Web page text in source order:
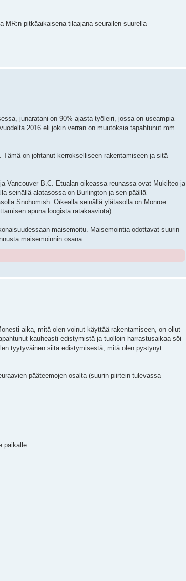
MR:n pitkäaikaisena tilaajana seurailen suurella
junaratani on 90% ajasta työleiri, jossa on useampia
2016 eli jokin verran on muutoksia tapahtunut mm.
on johtanut kerrokselliseen rakentamiseen ja sitä
Vancouver B.C. Etualan oikeassa reunassa ovat Mukilteo ja
seinällä alatasossa on Burlington ja sen päällä
Snohomish. Oikealla seinällä ylätasolla on Monroe.
apuna loogista ratakaaviota).
maisemoitu. Maisemointia odottavat suurin
maisemoinnin osana.
aika, mitä olen voinut käyttää rakentamiseen, on ollut
kauheasti edistymistä ja tuolloin harrastusaikaa söi
tyytyväinen siitä edistymisestä, mitä olen pystynyt
pääteemojen osalta (suurin piirtein tulevassa
paikalle